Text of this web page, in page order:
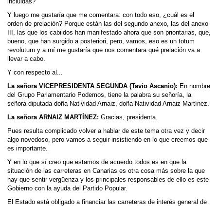
incluidas?
Y luego me gustaría que me comentara: con todo eso, ¿cuál es el
orden de prelación? Porque están las del segundo anexo, las del anexo
III, las que los cabildos han manifestado ahora que son prioritarias, que,
bueno, que han surgido a posteriori, pero, vamos, eso es un totum
revolutum y a mí me gustaría que nos comentara qué prelación va a
llevar a cabo.
Y con respecto al...
La señora VICEPRESIDENTA SEGUNDA (Tavío Ascanio): En nombre
del Grupo Parlamentario Podemos, tiene la palabra su señoría, la
señora diputada doña Natividad Arnaiz, doña Natividad Arnaiz Martínez.
La señora ARNAIZ MARTÍNEZ: Gracias, presidenta.
Pues resulta complicado volver a hablar de este tema otra vez y decir
algo novedoso, pero vamos a seguir insistiendo en lo que creemos que
es importante.
Y en lo que sí creo que estamos de acuerdo todos es en que la
situación de las carreteras en Canarias es otra cosa más sobre la que
hay que sentir vergüenza y los principales responsables de ello es este
Gobierno con la ayuda del Partido Popular.
El Estado está obligado a financiar las carreteras de interés general de